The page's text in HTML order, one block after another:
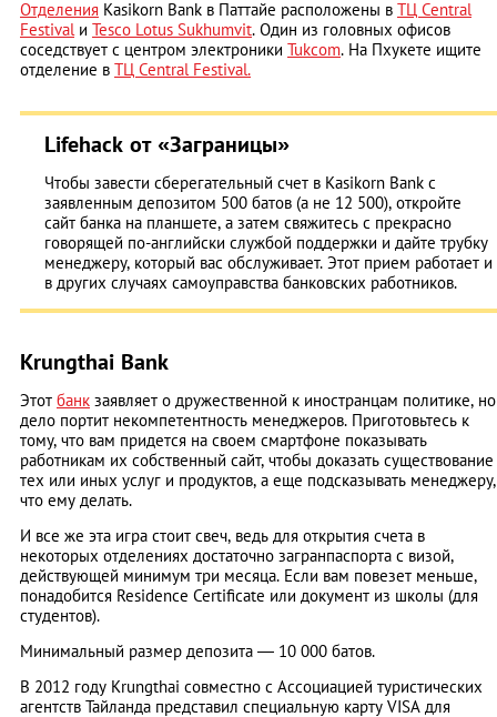
Отделения Kasikorn Bank в Паттайе расположены в ТЦ Central
Festivalи Tesco Lotus Sukhumvit. Один из головных офисов
соседствует с центром электроники Tukcom. На Пхукете ищите
отделение в ТЦ Central Festival.
Lifehack от «Заграницы»
Чтобы завести сберегательный счет в Kasikorn Bank с
заявленным депозитом 500 батов (а не 12 500), откройте
сайт банка на планшете, а затем свяжитесь с прекрасно
говорящей по-английски службой поддержки и дайте трубку
менеджеру, который вас обслуживает. Этот прием работает и
в других случаях самоуправства банковских работников.
Krungthai Bank
Этот банк заявляет о дружественной к иностранцам политике, но
дело портит некомпетентность менеджеров. Приготовьтесь к
тому, что вам придется на своем смартфоне показывать
работникам их собственный сайт, чтобы доказать существование
тех или иных услуг и продуктов, а еще подсказывать менеджеру,
что ему делать.
И все же эта игра стоит свеч, ведь для открытия счета в
некоторых отделениях достаточно загранпаспорта с визой,
действующей минимум три месяца. Если вам повезет меньше,
понадобится Residence Certificate или документ из школы (для
студентов).
Минимальный размер депозита ― 10 000 батов.
В 2012 году Krungthai совместно с Ассоциацией туристических
агентств Тайланда представил специальную карту VISA для